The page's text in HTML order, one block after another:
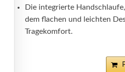
Die integrierte
dem flachen und leichten
Tragekomfort.